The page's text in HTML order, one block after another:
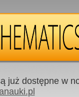
już dostępne w